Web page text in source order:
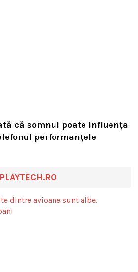
că somnul poate influența
performanțele
PLAYTECH.RO